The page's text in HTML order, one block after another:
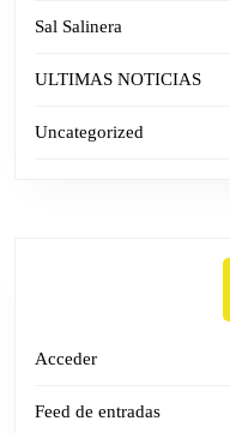
Sal Salinera
ULTIMAS NOTICIAS
Uncategorized
Acceder
Feed de entradas